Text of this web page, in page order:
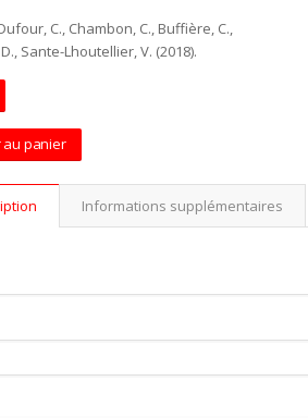
C., Chambon, C., Buffière, C.,
Sante-Lhoutellier, V. (2018).
au panier
Informations supplémentaires